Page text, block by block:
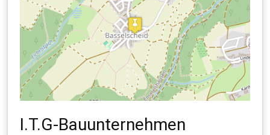
I.T.G-Bauunternehmen